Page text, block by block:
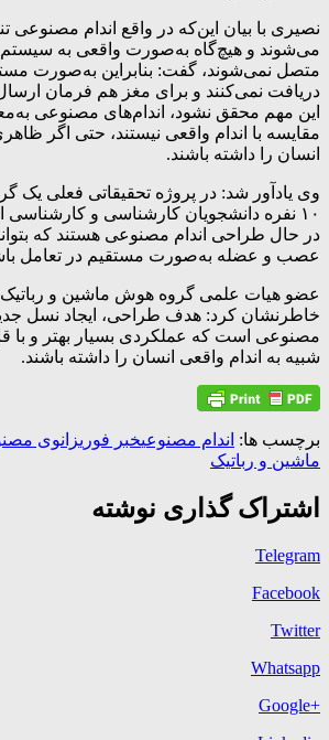
نصیری با بیان این‌که در واقع اندام مصنوعی
می‌شوند و هیچ‌گاه به‌صورت واقعی به
متصل نمی‌شوند، گفت: بنابراین به‌صورت
دریافت نمی‌کنند و برای مغز هم فرمان ارسال
این مهم محقق نشود، اندام‌های مصنوعی
مقایسه با اندام واقعی نیستند، حتی اگر
انسان را داشته باشند.
وی یادآور شد: در پروژه تحقیقاتی فعلی یک
۱۰ نفره دانشجویان کارشناسی و کارشناسی
در حال طراحی اندام مصنوعی هستند که
عصب و عضله به‌صورت مستقیم در تعامل
عضو هیات علمی گروه هوش ماشین و رباتیک
خاطرنشان کرد: هدف طراحی، ایجاد نسل
مصنوعی است که عملکردی بسیار بهتر و با
شبیه به اندام واقعی انسان را داشته باشند.
برچسب ها: اندام مصنوعیخبر فوریزانوی
ماشین و رباتیک
اشتراک گذاری نوشته
Telegram
Facebook
Twitter
Whatsapp
+Google